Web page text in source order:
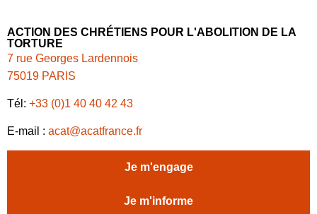
ACTION DES CHRÉTIENS POUR L'ABOLITION DE LA
TORTURE
7 rue Georges Lardennois
75019 PARIS
Tél: +33 (0)1 40 40 42 43
E-mail : acat@acatfrance.fr
Je m'engage
Je m'informe